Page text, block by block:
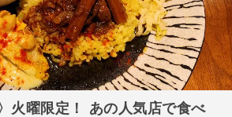
火曜限定！ あの人気店で食べ